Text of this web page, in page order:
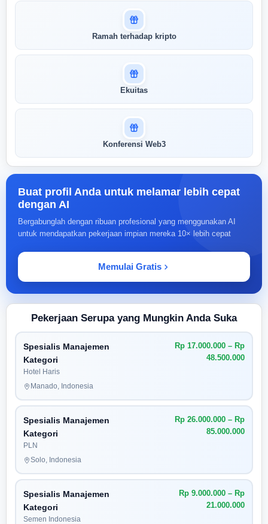
Ramah terhadap kripto
Ekuitas
Konferensi Web3
Buat profil Anda untuk melamar lebih cepat
dengan AI
Bergabunglah dengan ribuan profesional yang menggunakan AI
untuk mendapatkan pekerjaan impian mereka 10× lebih cepat
Memulai Gratis
Pekerjaan Serupa yang Mungkin Anda Suka
Spesialis Manajemen
Kategori
Hotel Haris
Rp 17.000.000 – Rp
48.500.000
Manado, Indonesia
Spesialis Manajemen
Kategori
PLN
Rp 26.000.000 – Rp
85.000.000
Solo, Indonesia
Spesialis Manajemen
Kategori
Semen Indonesia
Rp 9.000.000 – Rp
21.000.000